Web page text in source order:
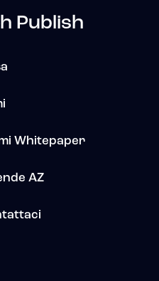
Publish
Whitepaper
AZ